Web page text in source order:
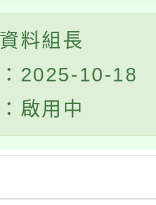
料組長
2025-10-18
啟用中